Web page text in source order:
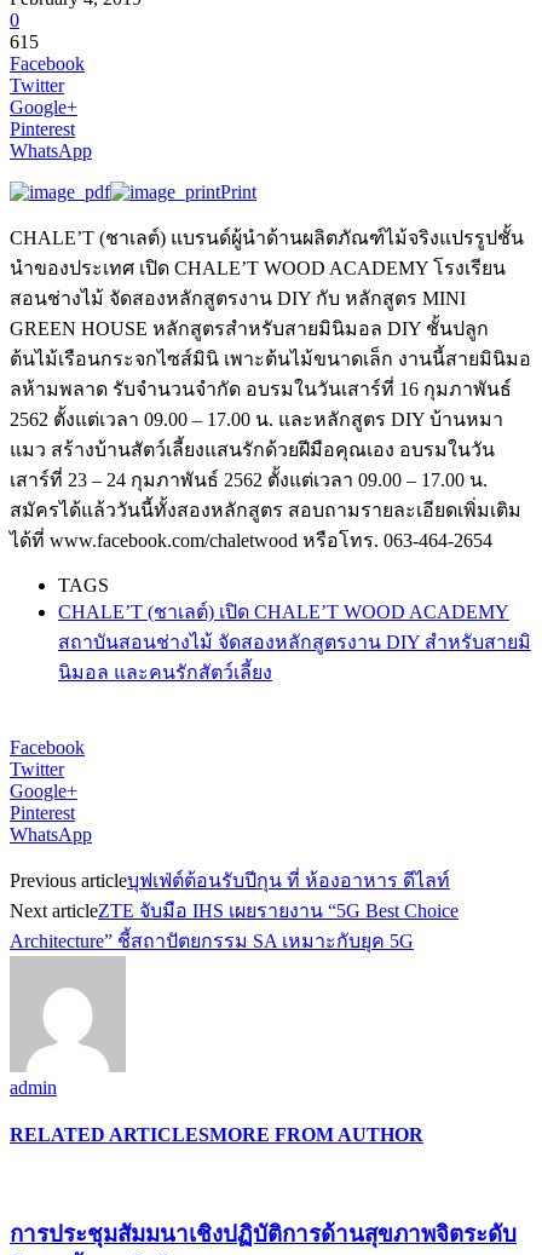
0
615
Facebook
Twitter
Google+
Pinterest
WhatsApp
Print
CHALE’T (ชาเลต์) แบรนด์ผู้นำด้านผลิตภัณฑ์ไม้จริงแปรรูปชั้น
นำของประเทศ เปิด CHALE’T WOOD ACADEMY โรงเรียน
สอนช่างไม้ จัดสองหลักสูตรงาน DIY กับ หลักสูตร MINI
GREEN HOUSE หลักสูตรสำหรับสายมินิมอล DIY ชั้นปลูก
ต้นไม้เรือนกระจกไซส์มินิ เพาะต้นไม้ขนาดเล็ก งานนี้สายมินิมอ
ลห้ามพลาด รับจำนวนจำกัด อบรมในวันเสาร์ที่ 16 กุมภาพันธ์
2562 ตั้งแต่เวลา 09.00 – 17.00 น. และหลักสูตร DIY บ้านหมา
แมว สร้างบ้านสัตว์เลี้ยงแสนรักด้วยฝีมือคุณเอง อบรมในวัน
เสาร์ที่ 23 – 24 กุมภาพันธ์ 2562 ตั้งแต่เวลา 09.00 – 17.00 น.
สมัครได้แล้ววันนี้ทั้งสองหลักสูตร สอบถามรายละเอียดเพิ่มเติม
ได้ที่ www.facebook.com/chaletwood หรือโทร. 063-464-2654
TAGS
CHALE’T (ชาเลต์) เปิด CHALE’T WOOD ACADEMY
สถาบันสอนช่างไม้ จัดสองหลักสูตรงาน DIY สำหรับสายมิ
นิมอล และคนรักสัตว์เลี้ยง
Facebook
Twitter
Google+
Pinterest
WhatsApp
Previous articleบุฟเฟ่ต์ต้อนรับปีกุน ที่ ห้องอาหาร ดีไลท์
Next articleZTE จับมือ IHS เผยรายงาน “5G Best Choice
Architecture” ชี้สถาปัตยกรรม SA เหมาะกับยุค 5G
admin
RELATED ARTICLESMORE FROM AUTHOR
การประชุมสัมมนาเชิงปฏิบัติการด้านสุขภาพจิตระดับ